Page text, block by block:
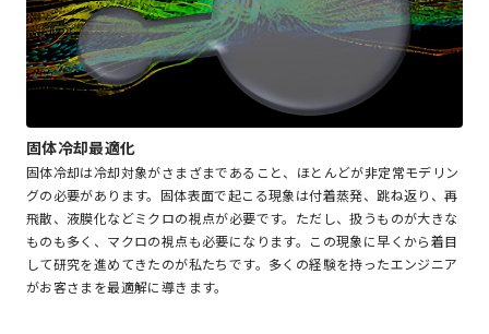
固体冷却最適化
固体冷却は冷却対象がさまざまであること、ほとんどが非定常モデリン
グの必要があります。固体表面で起こる現象は付着蒸発、跳ね返り、再
飛散、液膜化などミクロの視点が必要です。ただし、扱うものが大きな
ものも多く、マクロの視点も必要になります。この現象に早くから着目
して研究を進めてきたのが私たちです。多くの経験を持ったエンジニア
がお客さまを最適解に導きます。